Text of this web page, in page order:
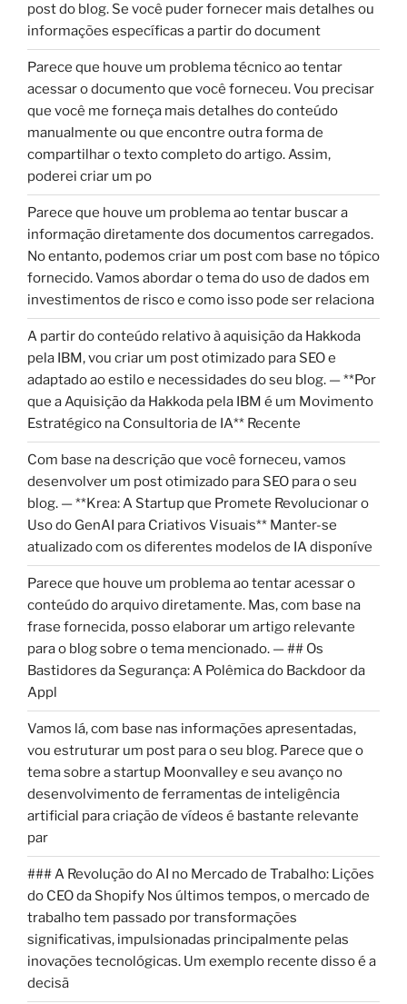
post do blog. Se você puder fornecer mais detalhes ou
informações específicas a partir do document
Parece que houve um problema técnico ao tentar
acessar o documento que você forneceu. Vou precisar
que você me forneça mais detalhes do conteúdo
manualmente ou que encontre outra forma de
compartilhar o texto completo do artigo. Assim,
poderei criar um po
Parece que houve um problema ao tentar buscar a
informação diretamente dos documentos carregados.
No entanto, podemos criar um post com base no tópico
fornecido. Vamos abordar o tema do uso de dados em
investimentos de risco e como isso pode ser relaciona
A partir do conteúdo relativo à aquisição da Hakkoda
pela IBM, vou criar um post otimizado para SEO e
adaptado ao estilo e necessidades do seu blog. — **Por
que a Aquisição da Hakkoda pela IBM é um Movimento
Estratégico na Consultoria de IA** Recente
Com base na descrição que você forneceu, vamos
desenvolver um post otimizado para SEO para o seu
blog. — **Krea: A Startup que Promete Revolucionar o
Uso do GenAI para Criativos Visuais** Manter-se
atualizado com os diferentes modelos de IA disponíve
Parece que houve um problema ao tentar acessar o
conteúdo do arquivo diretamente. Mas, com base na
frase fornecida, posso elaborar um artigo relevante
para o blog sobre o tema mencionado. — ## Os
Bastidores da Segurança: A Polêmica do Backdoor da
Appl
Vamos lá, com base nas informações apresentadas,
vou estruturar um post para o seu blog. Parece que o
tema sobre a startup Moonvalley e seu avanço no
desenvolvimento de ferramentas de inteligência
artificial para criação de vídeos é bastante relevante
par
### A Revolução do AI no Mercado de Trabalho: Lições
do CEO da Shopify Nos últimos tempos, o mercado de
trabalho tem passado por transformações
significativas, impulsionadas principalmente pelas
inovações tecnológicas. Um exemplo recente disso é a
decisã